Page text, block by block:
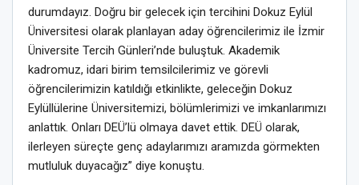
durumdayız. Doğru bir gelecek için tercihini Dokuz Eylül
Üniversitesi olarak planlayan aday öğrencilerimiz ile İzmir
Üniversite Tercih Günleri’nde buluştuk. Akademik
kadromuz, idari birim temsilcilerimiz ve görevli
öğrencilerimizin katıldığı etkinlikte, geleceğin Dokuz
Eylüllülerine Üniversitemizi, bölümlerimizi ve imkanlarımızı
anlattık. Onları DEÜ’lü olmaya davet ettik. DEÜ olarak,
ilerleyen süreçte genç adaylarımızı aramızda görmekten
mutluluk duyacağız” diye konuştu.